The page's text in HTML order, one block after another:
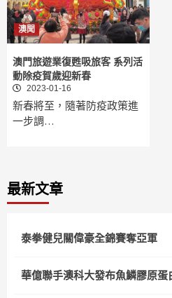
澳聞
澳門旅遊業復甦吸旅客 系列活
動除疫賀歲迎新春
2023-01-16
新春將至，隨著防疫政策進
一步調…
最新文章
泰拳健兒關偉豪全錦賽奪亞軍
華億聯手澳科大發布魚鱗膠原蛋